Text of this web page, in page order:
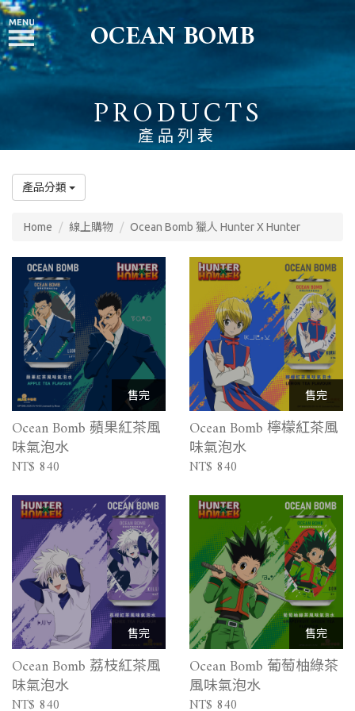
PRODUCTS
產品列表
產品分類
Home 線上購物 Ocean Bomb 獵人 Hunter X Hunter
售完
Ocean Bomb 蘋果紅茶風
味氣泡水
NT$ 840
售完
Ocean Bomb 檸檬紅茶風
味氣泡水
NT$ 840
售完
Ocean Bomb 荔枝紅茶風
味氣泡水
NT$ 840
售完
Ocean Bomb 葡萄柚綠茶
風味氣泡水
NT$ 840
OCEAN BOMB